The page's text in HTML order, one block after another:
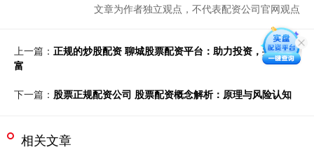
文章为作者独立观点，不代表配资公司官网观点
上一篇： 正规的炒股配资 聊城股票配资平台：助力投资，共赢财
富
下一篇： 股票正规配资公司 股票配资概念解析：原理与风险认知
相关文章